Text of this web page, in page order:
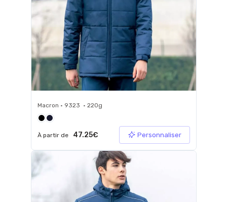
Macron • 9323 • 220g
À partir de 47.25€ Personnaliser